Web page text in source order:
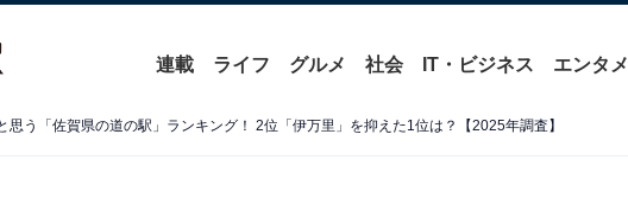
連載 ライフ グルメ 社会 IT・ビジネス エンタメ
思う「佐賀県の道の駅」ランキング！ 2位「伊万里」を抑えた1位は？【2025年調査】